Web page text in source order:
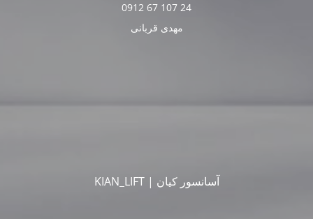
24 107 67 0912
مهدی قربانی
آسانسور کیان | KIAN_LIFT